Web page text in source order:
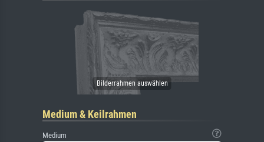
Medium & Keilrahmen
Medium